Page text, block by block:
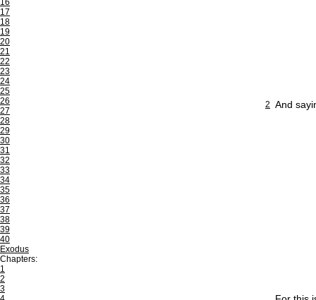
16
17
18
19
20
21
22
23
24
25
26
27
28
29
30
31
32
33
34
35
36
37
38
39
40
Exodus
Chapters:
1
2
3
2 And